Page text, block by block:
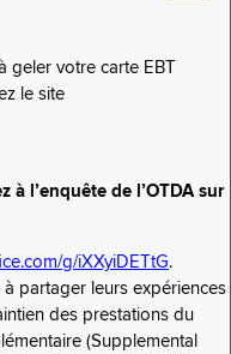
votre carte EBT
le site
à l’enquête de l’OTDA sur
g/iXXyiDETtG.
partager leurs expériences
des prestations du
(Supplemental